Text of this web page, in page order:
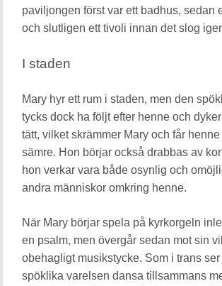
paviljongen först var ett badhus, sedan
och slutligen ett tivoli innan det slog
I staden
Mary hyr ett rum i staden, men den
tycks dock ha följt efter henne och
tätt, vilket skrämmer Mary och får
sämre. Hon börjar också drabbas av
hon verkar vara både osynlig och
andra människor omkring henne.
När Mary börjar spela på kyrkorgeln
en psalm, men övergår sedan mot sin
obehagligt musikstycke. Som i trans
spöklika varelsen dansa tillsammans